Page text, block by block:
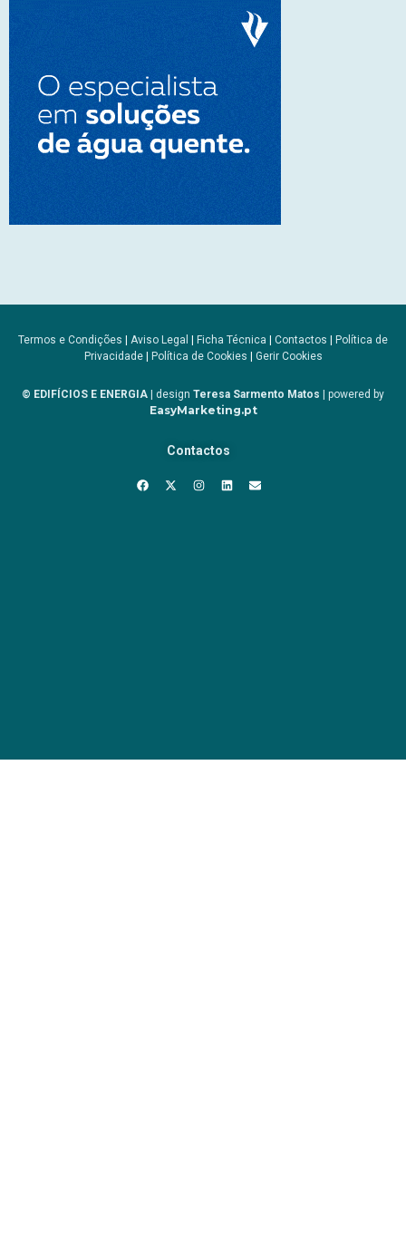
Termos e Condições | Aviso Legal | Ficha Técnica | Contactos | Política de
Privacidade| Política de Cookies | Gerir Cookies
© EDIFÍCIOS E ENERGIA | design Teresa Sarmento Matos | powered by
EasyMarketing.pt
Contactos